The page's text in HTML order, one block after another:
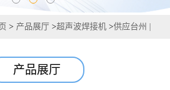
> 产品展厅 >超声波焊接机 >供应台州 |
产品展厅